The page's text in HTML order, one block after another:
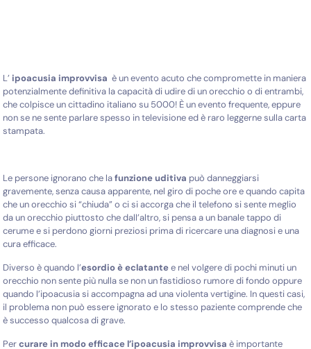
L’ipoacusia improvvisa è un evento acuto che compromette in maniera
potenzialmente definitiva la capacità di udire di un orecchio o di entrambi,
che colpisce un cittadino italianosu 5000! È un evento frequente, eppure
non se ne sente parlare spesso in televisione ed è raro leggerne sulla carta
stampata.
Le persone ignorano che lafunzione uditiva può danneggiarsi
gravemente, senza causaapparente, nel giro di poche ore e quando capita
che un orecchio si “chiuda” o ci siaccorga che il telefono si sente meglio
da un orecchio piuttosto che dall’altro, si pensa aun banale tappo di
cerume e si perdono giorni preziosi prima di ricercare una diagnosi euna
cura efficace.
Diverso è quando l’esordio è eclatantee nel volgere di pochi minuti un
orecchio non sente più nulla se non un fastidioso rumore di fondo oppure
quando l’ipoacusia si accompagnaad una violenta vertigine. In questi casi,
il problema non può essere ignorato e lo stesso paziente comprende che
è successo qualcosa di grave.
Percurare in modo efficace l’ipoacusia improvvisa è importante